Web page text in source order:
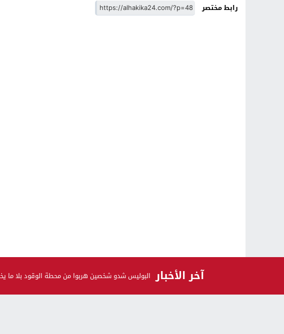
رابط مختصر
صحة و
آخر الأخبار البوليس شدو شخصين هربوا من محطة الوقود بلا ما